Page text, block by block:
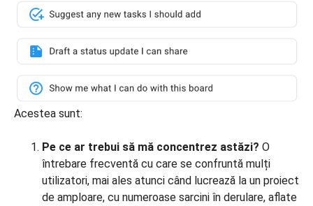
Acestea sunt:
Pe ce ar trebui să mă concentrez astăzi? O
întrebare frecventă cu care se confruntă mulți
utilizatori, mai ales atunci când lucrează la un proiect
de amploare, cu numeroase sarcini în derulare, aflate